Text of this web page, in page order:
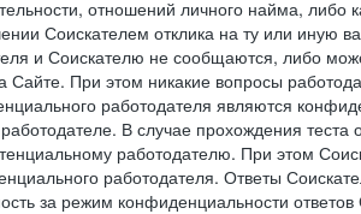
отношений личного найма,
Соискателем отклика на ту или иную
и Соискателю не сообщаются, либо
Сайте. При этом никакие вопросы
работодателя являются
В случае прохождения
работодателю. При этом
работодателя. Ответы
за режим конфиденциальности